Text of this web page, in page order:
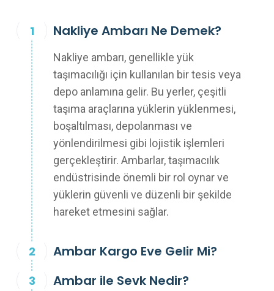
Nakliye Ambarı Ne Demek?
Nakliye ambarı, genellikle yük
taşımacılığı için kullanılan bir tesis veya
depo anlamına gelir. Bu yerler, çeşitli
taşıma araçlarına yüklerin yüklenmesi,
boşaltılması, depolanması ve
yönlendirilmesi gibi lojistik işlemleri
gerçekleştirir. Ambarlar, taşımacılık
endüstrisinde önemli bir rol oynar ve
yüklerin güvenli ve düzenli bir şekilde
hareket etmesini sağlar.
Ambar Kargo Eve Gelir Mi?
Ambar ile Sevk Nedir?